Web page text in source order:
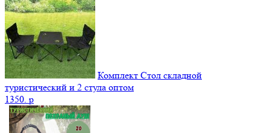
Комплект Стол складной
туристический и 2 стула оптом
1350. p